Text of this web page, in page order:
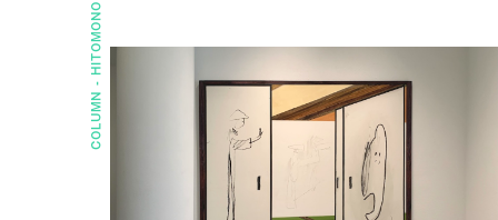
COLUMN -
HITOMONO